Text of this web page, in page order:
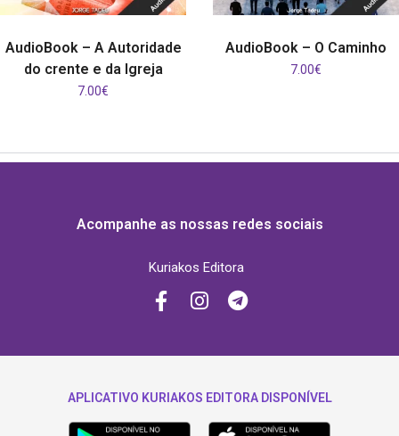
COMPRAR
AudioBook – A Autoridade
do crente e da Igreja
7.00€
COMPRAR
AudioBook – O Caminho
7.00€
Acompanhe as nossas redes sociais
Kuriakos Editora
APLICATIVO KURIAKOS EDITORA DISPONÍVEL